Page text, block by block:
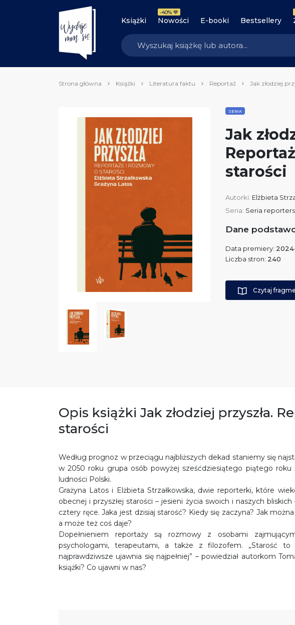
Książki Nowości
-40% 💙
E-booki Bestsellery
Strona główna Książki Literatura faktu Reportaż Jak złodziej
SERIA
Jak
starości
Autorki: Elżbieta
Seria: Seria
Dane
Data premiery:
Liczba stron: 240
Czytaj
Opis książki Jak złodziej przyszła.
starości
Według prognoz w przeciągu najbliższych dekad staniemy się
w 2050 roku grupa osób powyżej sześćdziesiątego piątego roku
ludności Polski.
Grażyna Latos i Elżbieta Strzałkowska, dwie reporterki, które
obecnej i przyszłej starości – jesieni życia swoich i naszych
cztery ręce. Jaka jest dzisiaj starość? Kiedy się zaczyna? Jak
a może też coś daje?
Dopełnieniem reportaży są rozmowy z osobami
psychologami, terapeutami, a także z filozofem. „Starość
najprawdziwsze ujawnia się najpełniej” – powiedział autorkom
książki? Co ujawni w nas?